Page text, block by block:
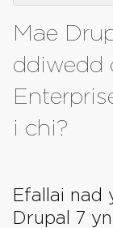
Mae
ddiwedd
i chi?
Efallai nad
Drupal 7